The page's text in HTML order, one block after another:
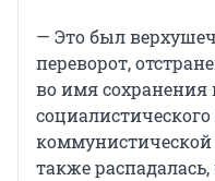
— Это был
переворот,
во имя сохранения
коммунистической
также